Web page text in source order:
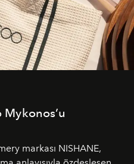
Mykonos’u
markası NISHANE,